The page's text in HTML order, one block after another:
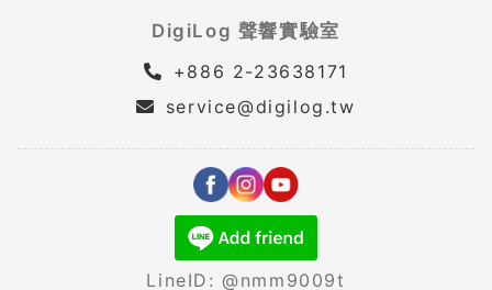
DigiLog 聲響實驗室
+886 2-23638171
service@digilog.tw
LineID: @nmm9009t